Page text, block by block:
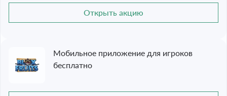
Открыть акцию
Мобильное приложение для игроков
бесплатно